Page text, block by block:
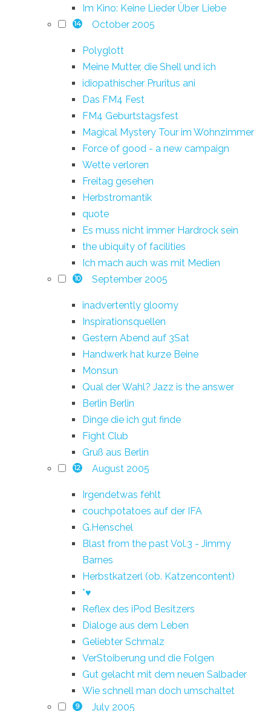
Im Kino: Keine Lieder Über Liebe
14 October 2005
Polyglott
Meine Mutter, die Shell und ich
idiopathischer Pruritus ani
Das FM4 Fest
FM4 Geburtstagsfest
Magical Mystery Tour im Wohnzimmer
Force of good - a new campaign
Wette verloren
Freitag gesehen
Herbstromantik
quote
Es muss nicht immer Hardrock sein
the ubiquity of facilities
Ich mach auch was mit Medien
10 September 2005
inadvertently gloomy
Inspirationsquellen
Gestern Abend auf 3Sat
Handwerk hat kurze Beine
Monsun
Qual der Wahl? Jazz is the answer
Berlin Berlin
Dinge die ich gut finde
Fight Club
Gruß aus Berlin
12 August 2005
Irgendetwas fehlt
couchpotatoes auf der IFA
G.Henschel
Blast from the past Vol.3 - Jimmy
Barnes
Herbstkatzerl (ob. Katzencontent)
*♥
Reflex des iPod Besitzers
Dialoge aus dem Leben
Geliebter Schmalz
VerStoiberung und die Folgen
Gut gelacht mit dem neuen Salbader
Wie schnell man doch umschaltet
9 July 2005